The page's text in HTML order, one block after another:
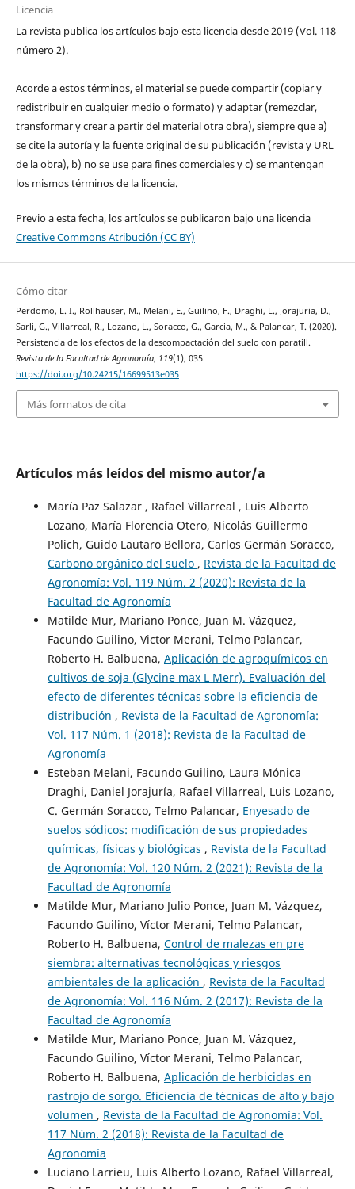
Licencia
La revista publica los artículos bajo esta licencia desde 2019 (Vol. 118
número 2).
Acorde a estos términos, el material se puede compartir (copiar y
redistribuir en cualquier medio o formato) y adaptar (remezclar,
transformar y crear a partir del material otra obra), siempre que a)
se cite la autoría y la fuente original de su publicación (revista y URL
de la obra), b) no se use para fines comerciales y c) se mantengan
los mismos términos de la licencia.
Previo a esta fecha, los artículos se publicaron bajo una licencia
Creative Commons Atribución (CC BY)
Cómo citar
Perdomo, L. I., Rollhauser, M., Melani, E., Guilino, F., Draghi, L., Jorajuria, D.,
Sarli, G., Villarreal, R., Lozano, L., Soracco, G., Garcia, M., & Palancar, T. (2020).
Persistencia de los efectos de la descompactación del suelo con paratill.
Revista de la Facultad de Agronomía, 119(1), 035.
https://doi.org/10.24215/16699513e035
Más formatos de cita
Artículos más leídos del mismo autor/a
María Paz Salazar , Rafael Villarreal , Luis Alberto
Lozano, María Florencia Otero, Nicolás Guillermo
Polich, Guido Lautaro Bellora, Carlos Germán Soracco,
Carbono orgánico del suelo , Revista de la Facultad de
Agronomía: Vol. 119 Núm. 2 (2020): Revista de la
Facultad de Agronomía
Matilde Mur, Mariano Ponce, Juan M. Vázquez,
Facundo Guilino, Victor Merani, Telmo Palancar,
Roberto H. Balbuena, Aplicación de agroquímicos en
cultivos de soja (Glycine max L Merr). Evaluación del
efecto de diferentes técnicas sobre la eficiencia de
distribución , Revista de la Facultad de Agronomía:
Vol. 117 Núm. 1 (2018): Revista de la Facultad de
Agronomía
Esteban Melani, Facundo Guilino, Laura Mónica
Draghi, Daniel Jorajuría, Rafael Villarreal, Luis Lozano,
C. Germán Soracco, Telmo Palancar, Enyesado de
suelos sódicos: modificación de sus propiedades
químicas, físicas y biológicas , Revista de la Facultad
de Agronomía: Vol. 120 Núm. 2 (2021): Revista de la
Facultad de Agronomía
Matilde Mur, Mariano Julio Ponce, Juan M. Vázquez,
Facundo Guilino, Víctor Merani, Telmo Palancar,
Roberto H. Balbuena, Control de malezas en pre
siembra: alternativas tecnológicas y riesgos
ambientales de la aplicación , Revista de la Facultad
de Agronomía: Vol. 116 Núm. 2 (2017): Revista de la
Facultad de Agronomía
Matilde Mur, Mariano Ponce, Juan M. Vázquez,
Facundo Guilino, Víctor Merani, Telmo Palancar,
Roberto H. Balbuena, Aplicación de herbicidas en
rastrojo de sorgo. Eficiencia de técnicas de alto y bajo
volumen , Revista de la Facultad de Agronomía: Vol.
117 Núm. 2 (2018): Revista de la Facultad de
Agronomía
Luciano Larrieu, Luis Alberto Lozano, Rafael Villarreal,